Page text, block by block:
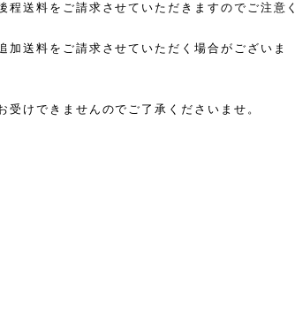
程送料をご請求させていただきますのでご注意く
加送料をご請求させていただく場合がございま
受けできませんのでご了承くださいませ。